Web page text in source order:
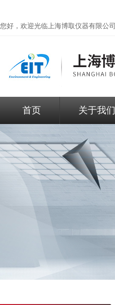
您好，欢迎光临上海博取仪器有限公司
首页 关于我们